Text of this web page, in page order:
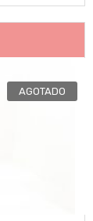
AGOTADO